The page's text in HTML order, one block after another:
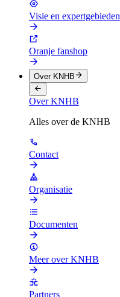
Visie en expertgebieden
Oranje fanshop
Over KNHB
Over KNHB
Alles over de KNHB
Contact
Organisatie
Documenten
Meer over KNHB
Partners